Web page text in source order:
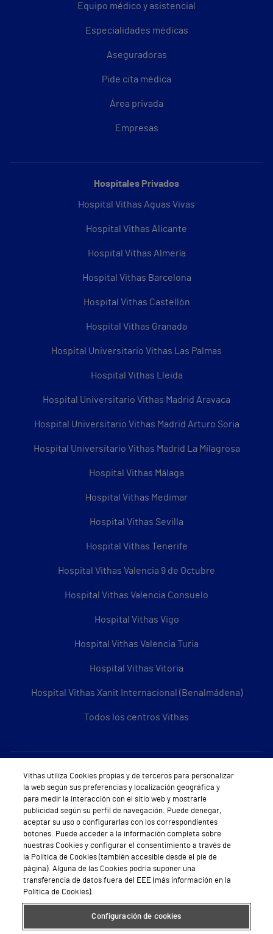
Equipo médico y asistencial
Especialidades médicas
Aseguradoras
Pide cita médica
Área privada
Empresas
Hospitales Privados
Hospital Vithas Aguas Vivas
Hospital Vithas Alicante
Hospital Vithas Almería
Hospital Vithas Barcelona
Hospital Vithas Castellón
Hospital Vithas Granada
Hospital Universitario Vithas Las Palmas
Hospital Vithas Lleida
Hospital Universitario Vithas Madrid Aravaca
Hospital Universitario Vithas Madrid Arturo Soria
Hospital Universitario Vithas Madrid La Milagrosa
Hospital Vithas Málaga
Hospital Vithas Medimar
Hospital Vithas Sevilla
Hospital Vithas Tenerife
Hospital Vithas Valencia 9 de Octubre
Hospital Vithas Valencia Consuelo
Hospital Vithas Vigo
Hospital Vithas Valencia Turia
Hospital Vithas Vitoria
Hospital Vithas Xanit Internacional (Benalmádena)
Todos los centros Vithas
Sobre Vithas
Quiénes somos
Trabajar en Vithas
Teléfono Cita Médica
Teléfono Atención al Cliente
Política de seguridad y salud en el trabajo
Conoce a Supervita
Vithas utiliza Cookies propias y de terceros para personalizar
la web según sus preferencias y localización geográfica y
para medir la interacción con el sitio web y mostrarle
publicidad según su perfil de navegación. Puede denegar,
aceptar su uso o configurarlas con los correspondientes
botones. Puede acceder a la información completa sobre
nuestras Cookies y configurar el consentimiento a través de
la Política de Cookies (también accesible desde el pie de
página). Alguna de las Cookies podría suponer una
transferencia de datos fuera del EEE (más información en la
Política de Cookies).
Configuración de cookies